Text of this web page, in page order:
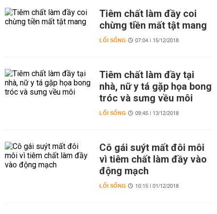
Tiêm chất làm đầy coi
chừng tiền mất tật mang
LỐI SỐNG 07:04 | 15/12/2018
Tiêm chất làm đầy tại
nhà, nữ y tá gặp họa bong
tróc và sưng vều môi
LỐI SỐNG 09:45 | 13/12/2018
Cô gái suýt mất đôi môi
vì tiêm chất làm đầy vào
động mạch
LỐI SỐNG 10:15 | 01/12/2018